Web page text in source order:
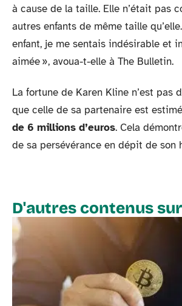
à cause de la taille. Elle n’était pas
autres enfants de même taille
enfant, je me sentais indésirable et
aimée », avoua-t-elle à The Bulletin.
La fortune de Karen Kline n’est pas
que celle de sa partenaire est
de 6 millions d’euros. Cela
de sa persévérance en dépit de son
D'autres contenus